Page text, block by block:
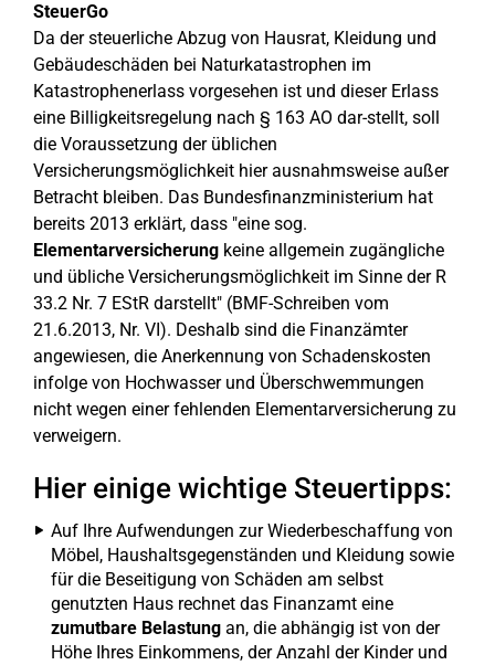
SteuerGo
Da der steuerliche Abzug von Hausrat, Kleidung und
Gebäudeschäden bei Naturkatastrophen im
Katastrophenerlass vorgesehen ist und dieser Erlass
eine Billigkeitsregelung nach § 163 AO dar-stellt, soll
die Voraussetzung der üblichen
Versicherungsmöglichkeit hier ausnahmsweise außer
Betracht bleiben. Das Bundesfinanzministerium hat
bereits 2013 erklärt, dass "eine sog.
Elementarversicherung keine allgemein zugängliche
und übliche Versicherungsmöglichkeit im Sinne der R
33.2 Nr. 7 EStR darstellt" (BMF-Schreiben vom
21.6.2013, Nr. VI). Deshalb sind die Finanzämter
angewiesen, die Anerkennung von Schadenskosten
infolge von Hochwasser und Überschwemmungen
nicht wegen einer fehlenden Elementarversicherung zu
verweigern.
Hier einige wichtige Steuertipps:
Auf Ihre Aufwendungen zur Wiederbeschaffung von
Möbel, Haushaltsgegenständen und Kleidung sowie
für die Beseitigung von Schäden am selbst
genutzten Haus rechnet das Finanzamt eine
zumutbare Belastung an, die abhängig ist von der
Höhe Ihres Einkommens, der Anzahl der Kinder und